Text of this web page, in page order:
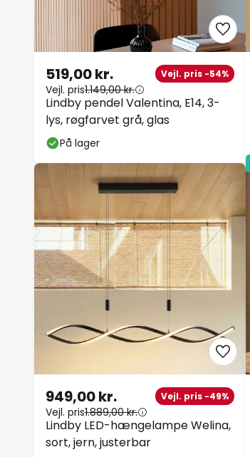
Lindby pendel Valentina, E14, 3-
lys, røgfarvet grå, glas
519,00 kr. Vejl. pris -54%
Vejl. pris1.149,00 kr.
På lager
Lindby LED-hængelampe Welina,
sort, jern, justerbar
949,00 kr. Vejl. pris -49%
Vejl. pris1.889,00 kr.